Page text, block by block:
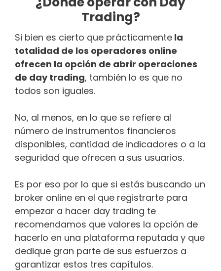
Trading?
Si bien es cierto que prácticamente la
totalidad de los operadores online
ofrecen la opción de abrir operaciones
de day trading, también lo es que no
todos son iguales.
No, al menos, en lo que se refiere al
número de instrumentos financieros
disponibles, cantidad de indicadores o a la
seguridad que ofrecen a sus usuarios.
Es por eso por lo que si estás buscando un
broker online en el que registrarte para
empezar a hacer day trading te
recomendamos que valores la opción de
hacerlo en una plataforma reputada y que
dedique gran parte de sus esfuerzos a
garantizar estos tres capítulos.